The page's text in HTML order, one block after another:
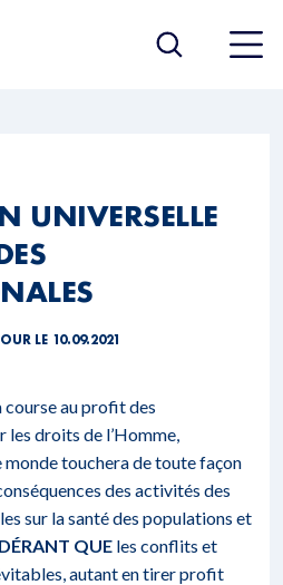
UNIVERSELLE
LE 10.09.2021
course au profit des
droits de l’Homme,
monde touchera de toute façon
des activités des
sur la santé des populations et
QUE les conflits et
autant en tirer profit